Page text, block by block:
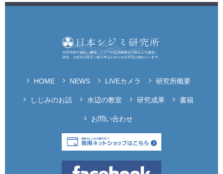
HOME NEWS LIVEカメラ 研究所概要
しじみのお話 水辺の教室 研究成果 書籍
お問い合わせ